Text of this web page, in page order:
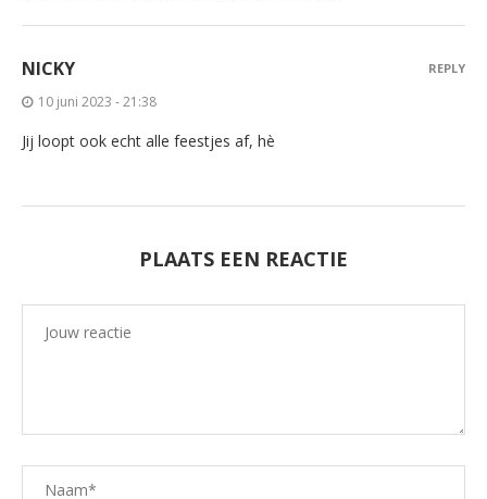
NICKY
10 juni 2023 - 21:38
Jij loopt ook echt alle feestjes af, hè
REPLY
PLAATS EEN REACTIE